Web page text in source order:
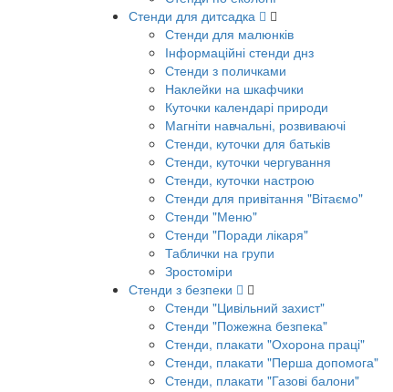
Стенди для дитсадка
Стенди для малюнків
Інформаційні стенди днз
Стенди з поличками
Наклейки на шкафчики
Куточки календарі природи
Магніти навчальні, розвиваючі
Стенди, куточки для батьків
Стенди, куточки чергування
Стенди, куточки настрою
Стенди для привітання "Вітаємо"
Стенди "Меню"
Стенди "Поради лікаря"
Таблички на групи
Зростоміри
Стенди з безпеки
Стенди "Цивільний захист"
Стенди "Пожежна безпека"
Стенди, плакати "Охорона праці"
Стенди, плакати "Перша допомога"
Стенди, плакати "Газові балони"